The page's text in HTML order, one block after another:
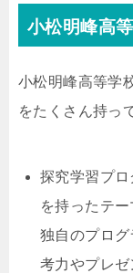
小松明峰高
小松明峰高等学
をたくさん持っ
探究学習プ
を持ったテ
独自のプロ
考力やプレゼ